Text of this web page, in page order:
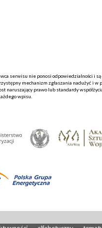
serwisu nie ponosi odpowiedzialności i
mechanizm zgłaszania nadużyć i
naruszający prawo lub standardy
wpisu.